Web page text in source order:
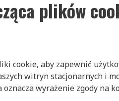
plików
cookie, aby zapewnić
witryn stacjonarnych i
wyrażenie zgody na